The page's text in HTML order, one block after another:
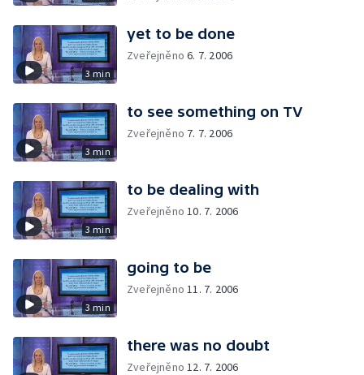
3 min
yet to be done
Zveřejněno6. 7. 2006
3 min
to see something on TV
Zveřejněno 7. 7. 2006
3 min
to be dealing with
Zveřejněno10. 7. 2006
3 min
going to be
Zveřejněno11. 7. 2006
there was no doubt
Zveřejněno12. 7. 2006